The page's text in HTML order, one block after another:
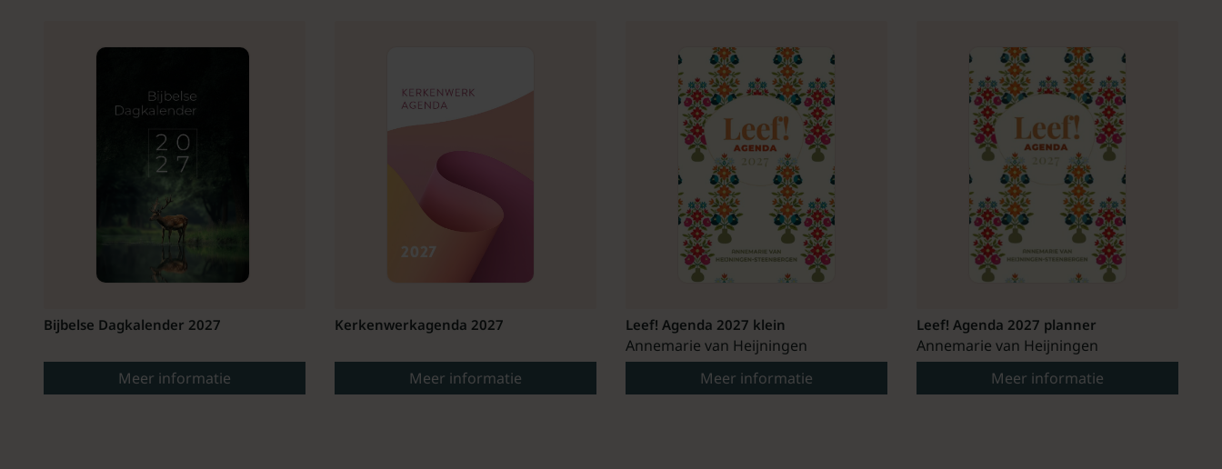
Bijbelse Dagkalender 2027
Meer informatie
Kerkenwerkagenda 2027
Meer informatie
Leef! Agenda 2027 klein
Annemarie van Heijningen
Meer informatie
Leef! Agenda 2027 planner
Annemarie van Heijningen
Meer informatie